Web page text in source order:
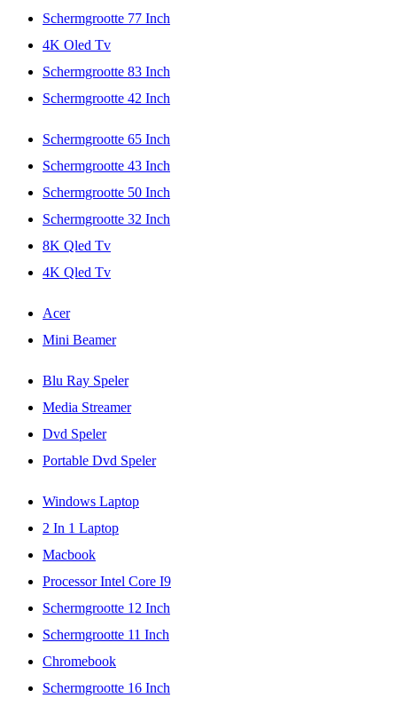
Schermgrootte 77 Inch
4K Oled Tv
Schermgrootte 83 Inch
Schermgrootte 42 Inch
Schermgrootte 65 Inch
Schermgrootte 43 Inch
Schermgrootte 50 Inch
Schermgrootte 32 Inch
8K Qled Tv
4K Qled Tv
Acer
Mini Beamer
Blu Ray Speler
Media Streamer
Dvd Speler
Portable Dvd Speler
Windows Laptop
2 In 1 Laptop
Macbook
Processor Intel Core I9
Schermgrootte 12 Inch
Schermgrootte 11 Inch
Chromebook
Schermgrootte 16 Inch